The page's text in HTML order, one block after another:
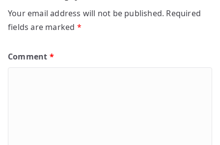
Your email address will not be published. Required
fields are marked *
Comment *